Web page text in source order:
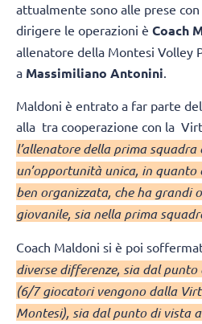
attualmente sono alle prese
dirigere le operazioni è Coach
allenatore della Montesi Volley
a Massimiliano Antonini.
Maldoni è entrato a far parte
alla tra cooperazione con la
l’allenatore della prima
un’opportunità unica, in quanto
ben organizzata, che ha grandi
giovanile, sia nella prima
Coach Maldoni si è poi
diverse differenze, sia dal
(6/7 giocatori vengono dalla
Montesi), sia dal punto di vista